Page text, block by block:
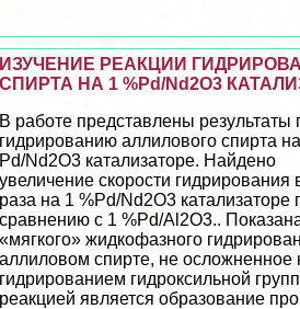
ИЗУЧЕНИЕ РЕАКЦИИ
СПИРТА НА 1 %Pd/Nd2O3
В работе представлены результаты
гидрированию аллилового спирта
Pd/Nd2O3 катализаторе. Найдено
увеличение скорости гидрирования
раза на 1 %Pd/Nd2O3 катализаторе
сравнению с 1 %Pd/Al2O3..
«мягкого» жидкофазного
аллиловом спирте, не
гидрированием гидроксильной
реакцией является образование